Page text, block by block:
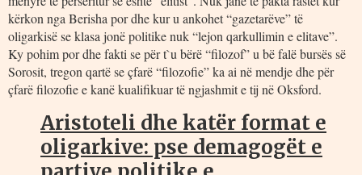
kërkon nga Berisha por dhe kur u ankohet “gazetarëve” të
oligarkisë se klasa jonë politike nuk “lejon qarkullimin e elitave”.
Ky pohim por dhe fakti se për t`u bërë “filozof” u bë falë bursës së
Sorosit, tregon qartë se çfarë “filozofie” ka ai në mendje dhe për
çfarë filozofie e kanë kualifikuar të ngjashmit e tij në Oksford.
Aristoteli dhe katër format e
oligarkive: pse demagogët e